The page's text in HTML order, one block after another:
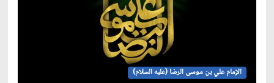
الإمام علي بن موسى الرضا (عليه السلام)